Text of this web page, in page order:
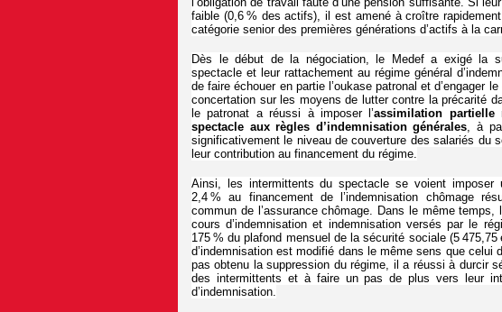
faible (0,6 % des actifs), il est amené à croître
catégorie senior des premières générations d’actifs à la
Dès le début de la négociation, le Medef a exigé la
spectacle et leur rattachement au régime général
de faire échouer en partie l’oukase patronal et d’engager
concertation sur les moyens de lutter contre la précarité
le patronat a réussi à imposer l’assimilation partielle
spectacle aux règles d’indemnisation générales, à
significativement le niveau de couverture des salariés du
leur contribution au financement du régime.
Ainsi, les intermittents du spectacle se voient imposer
2,4 % au financement de l’indemnisation chômage
commun de l’assurance chômage. Dans le même
cours d’indemnisation et indemnisation versés par le
175 % du plafond mensuel de la sécurité sociale (5
d’indemnisation est modifié dans le même sens que celui
pas obtenu la suppression du régime, il a réussi à durcir
des intermittents et à faire un pas de plus vers leur
d’indemnisation.